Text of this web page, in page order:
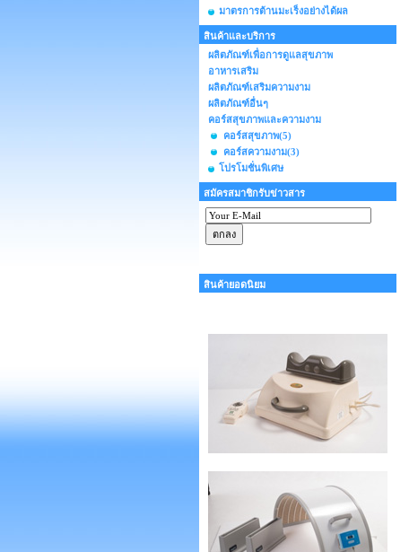
มาตรการต้านมะเร็งอย่างได้ผล
สินค้าและบริการ
ผลิตภัณฑ์เพื่อการดูแลสุขภาพ
อาหารเสริม
ผลิตภัณฑ์เสริมความงาม
ผลิตภัณฑ์อื่นๆ
คอร์สสุขภาพและความงาม
คอร์สสุขภาพ(5)
คอร์สความงาม(3)
โปรโมชั่นพิเศษ
สมัครสมาชิกรับข่าวสาร
สินค้ายอดนิยม